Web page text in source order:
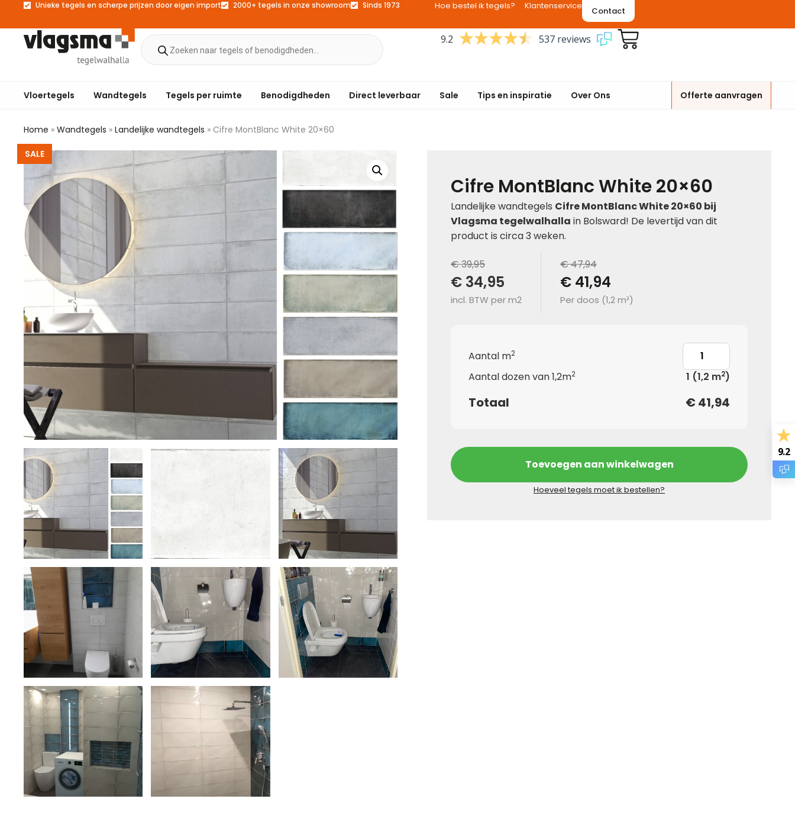
Unieke tegels en scherpe prijzen door eigen import 2000+ tegels in onze showroom Sinds 1973 Hoe bestel ik tegels? Klantenservice Contact
9.2 537 reviews
Vloertegels Wandtegels Tegels per ruimte Benodigdheden Direct leverbaar Sale Tips en inspiratie Over Ons Offerte aanvragen
Home » Wandtegels » Landelijke wandtegels » Cifre MontBlanc White 20×60
SALE
Cifre MontBlanc White 20×60
Landelijke wandtegels Cifre MontBlanc White 20×60 bij
Vlagsma tegelwalhalla in Bolsward! De levertijd van dit
product is circa 3 weken.
€ 39,95
€ 34,95
incl. BTW per m2
€ 47,94
€ 41,94
Per doos (1,2 m²)
Aantal m2
Aantal dozen van 1,2m2 1 (1,2 m2)
Totaal € 41,94
Toevoegen aan winkelwagen
Hoeveel tegels moet ik bestellen?
9.2